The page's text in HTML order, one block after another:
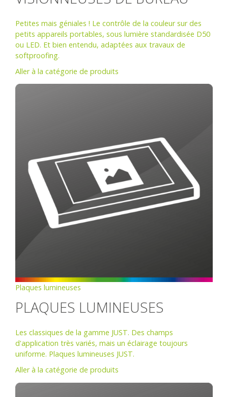
Petites mais géniales ! Le contrôle de la couleur sur des
petits appareils portables, sous lumière standardisée D50
ou LED. Et bien entendu, adaptées aux travaux de
softproofing.
Aller à la catégorie de produits
Plaques lumineuses
PLAQUES LUMINEUSES
Les classiques de la gamme JUST. Des champs
d'application très variés, mais un éclairage toujours
uniforme. Plaques lumineuses JUST.
Aller à la catégorie de produits